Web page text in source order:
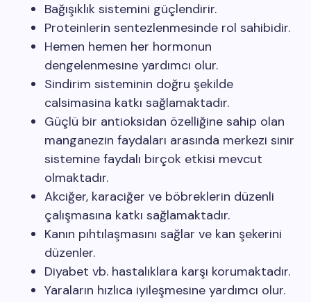
Bağışıklık sistemini güçlendirir.
Proteinlerin sentezlenmesinde rol sahibidir.
Hemen hemen her hormonun
dengelenmesine yardımcı olur.
Sindirim sisteminin doğru şekilde
calsimasina katkı sağlamaktadır.
Güçlü bir antioksidan özelliğine sahip olan
manganezin faydaları arasında merkezi sinir
sistemine faydalı birçok etkisi mevcut
olmaktadır.
Akciğer, karaciğer ve böbreklerin düzenli
çalışmasına katkı sağlamaktadır.
Kanın pıhtılaşmasını sağlar ve kan şekerini
düzenler.
Diyabet vb. hastalıklara karşı korumaktadır.
Yaraların hızlıca iyileşmesine yardımcı olur.